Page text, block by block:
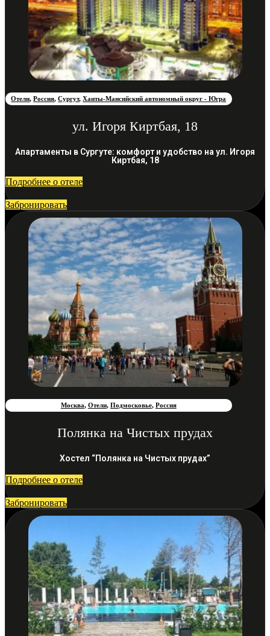
Отели,Россия,Сургут,Ханты-Мансийский автономный округ - Югра
ул. Игоря Киртбая, 18
Апартаменты в Сургуте: комфорт и удобство на ул. Игоря
Киртбая, 18
Подробнее о отеле
Забронировать
Москва, Отели, Подмосковье, Россия
Полянка на Чистых прудах
Хостел “Полянка на Чистых прудах”
Подробнее о отеле
Забронировать